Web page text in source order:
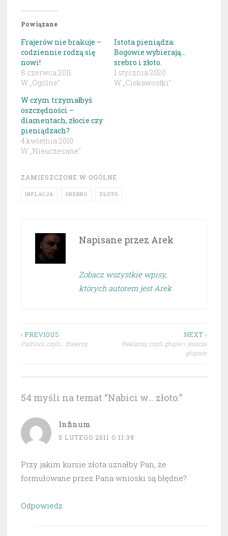
Powiązane
Frajerów nie brakuje –
codziennie rodzą się
nowi!
8 czerwca 2011
W „Ogólne"
Istota pieniądza:
Bogowie wybierają…
srebro i złoto.
1 stycznia 2020
W „Ciekawostki"
W czym trzymałbyś
oszczędności –
diamentach, złocie czy
pieniądzach?
4 kwietnia 2010
W „Nieuczesane"
ZAMIESZCZONE W OGÓLNE
INFLACJA SREBRO ZŁOTO
Napisane przez Arek
Zobacz wszystkie wpisy,
których autorem jest Arek
Nawigacja
‹ PREVIOUS
Patrioci, czyli… frajerzy
NEXT ›
Reklamy, czyli głupie i jeszcze
głupsze
54 myśli na temat “Nabici w… złoto.”
Infinum
5 LUTEGO 2011 O 11:39
Przy jakim kursie złota uznałby Pan, że
formułowane przez Pana wnioski są błędne?
Odpowiedz